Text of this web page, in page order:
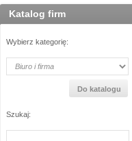
Katalog firm
Wybierz kategorię:
Szukaj: